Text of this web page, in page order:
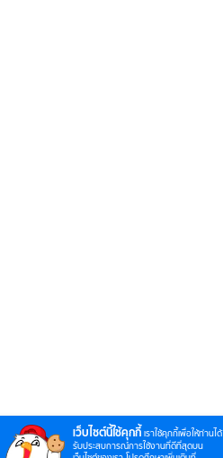
6 พบเธอ (พากย์
ไทย) 7 พบเธอ
เว็บไซต์นี้ใช้คุกกี้ เราใช้คุกกี้เพื่อให้ท่านได้
รับประสบการณ์การใช้งานที่ดีที่สุดบน